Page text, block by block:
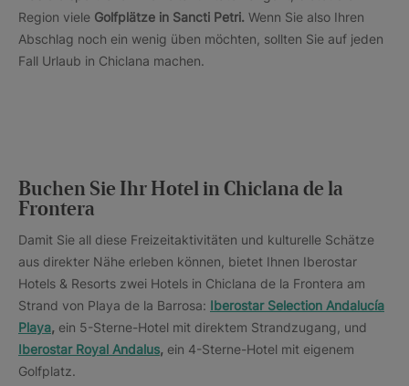
Region viele Golfplätze in Sancti Petri. Wenn Sie also Ihren
Abschlag noch ein wenig üben möchten, sollten Sie auf jeden
Fall Urlaub in Chiclana machen.
Buchen Sie Ihr Hotel in Chiclana de la
Frontera
Damit Sie all diese Freizeitaktivitäten und kulturelle Schätze
aus direkter Nähe erleben können, bietet Ihnen Iberostar
Hotels & Resorts zwei Hotels in Chiclana de la Frontera am
Strand von Playa de la Barrosa: Iberostar Selection Andalucía
Playa, ein 5-Sterne-Hotel mit direktem Strandzugang, und
Iberostar Royal Andalus, ein 4-Sterne-Hotel mit eigenem
Golfplatz.